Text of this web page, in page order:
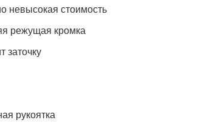
невысокая стоимость
режущая кромка
заточку
рукоятка